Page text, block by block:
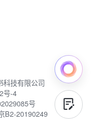
技有限公司
号-4
号
B2-20190249